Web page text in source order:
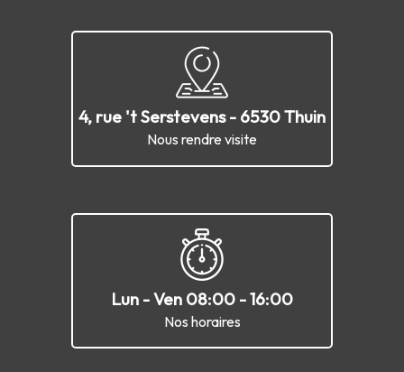
4, rue 't Serstevens - 6530 Thuin
Nous rendre visite
Lun - Ven 08:00 - 16:00
Nos horaires